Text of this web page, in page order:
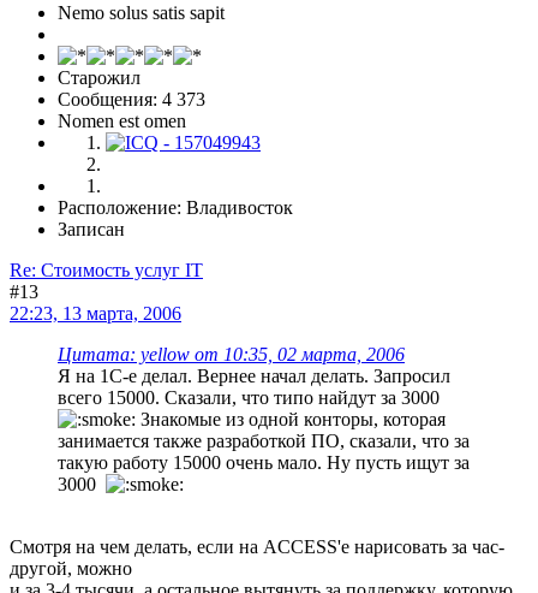
Nemo solus satis sapit
Старожил
Сообщения: 4 373
Nomen est omen
Расположение: Владивосток
Записан
Re: Стоимость услуг IT
#13
22:23, 13 марта, 2006
Цитата: yellow от 10:35, 02 марта, 2006
Я на 1С-е делал. Вернее начал делать. Запросил
всего 15000. Сказали, что типо найдут за 3000
Знакомые из одной конторы, которая
занимается также разработкой ПО, сказали, что за
такую работу 15000 очень мало. Ну пусть ищут за
3000
Смотря на чем делать, если на ACCESS'е нарисовать за час-
другой, можно